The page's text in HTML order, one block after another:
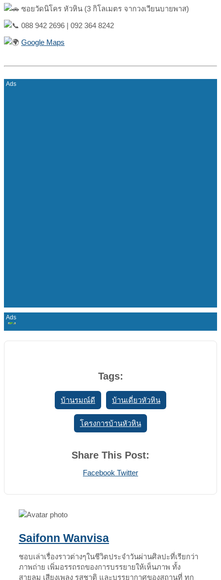
ซอยวัดนิโคร หัวหิน (3 กิโลเมตร จากวงเวียนบายพาส)
088 942 2696 | 092 364 8242
Google Maps
Tags:
บ้านรมณ์ดี บ้านเดี่ยวหัวหิน
โครงการบ้านหัวหิน
Share This Post:
Facebook TwitterPrint
Share
Email
Saifonn Wanvisa
ชอบเล่าเรื่องราวต่างๆในชีวิตประจำวันผ่านศิลปะที่เรียกว่า
ภาพถ่าย เพิ่มอรรถรถของการบรรยายให้เห็นภาพ ทั้ง
สายลม เสียงเพลง รสชาติ และบรรยากาศของสถานที่ ทุก